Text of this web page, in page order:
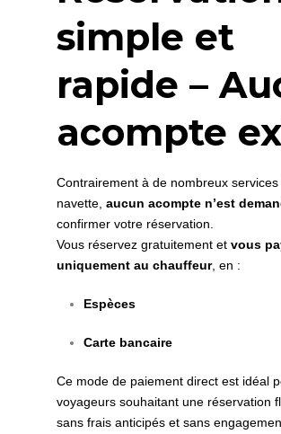
simple et
rapide –
acompte
Contrairement à de nombreux services
navette, aucun acompte n’est
confirmer votre réservation.
Vous réservez gratuitement et vous
uniquement au chauffeur, en :
Espèces
Carte bancaire
Ce mode de paiement direct est idéal
voyageurs souhaitant une réservation
sans frais anticipés et sans